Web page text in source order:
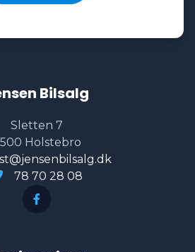
Bilsalg
Sletten 7
Holstebro
78 70 28 08